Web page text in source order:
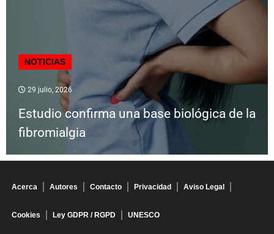
NOTICIAS
29 julio, 2026
Estudio confirma una base biológica de la
fibromialgia
Acerca Autores Contacto Privacidad Aviso Legal
Cookies Ley GDPR / RGPD UNESCO